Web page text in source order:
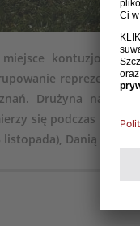
reprezentacji
Drużyna
się podczas
listopada), Danią (15